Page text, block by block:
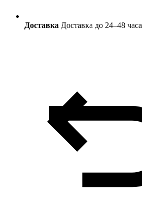
Доставка Доставка до 24–48 часа